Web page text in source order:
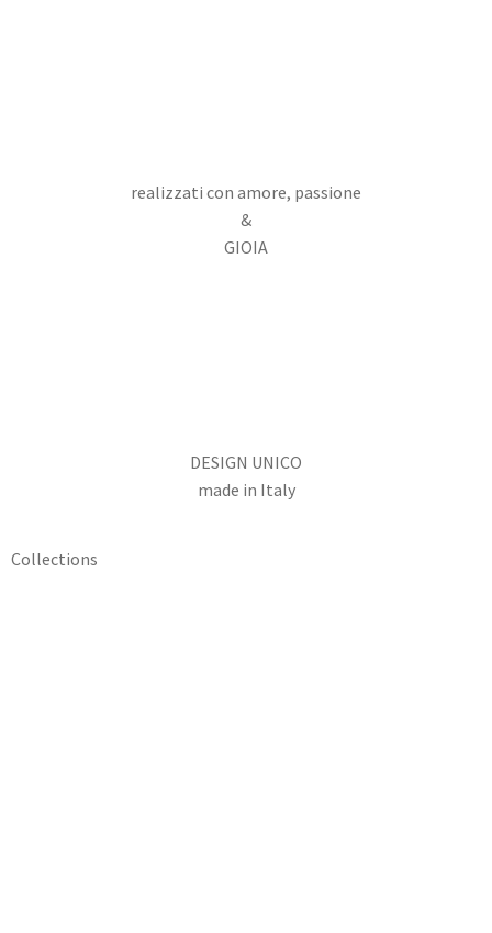
realizzati con amore, passione
&
GIOIA
DESIGN UNICO
made in Italy
Collections